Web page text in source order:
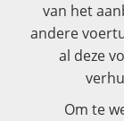
van het
andere
al deze
Om te